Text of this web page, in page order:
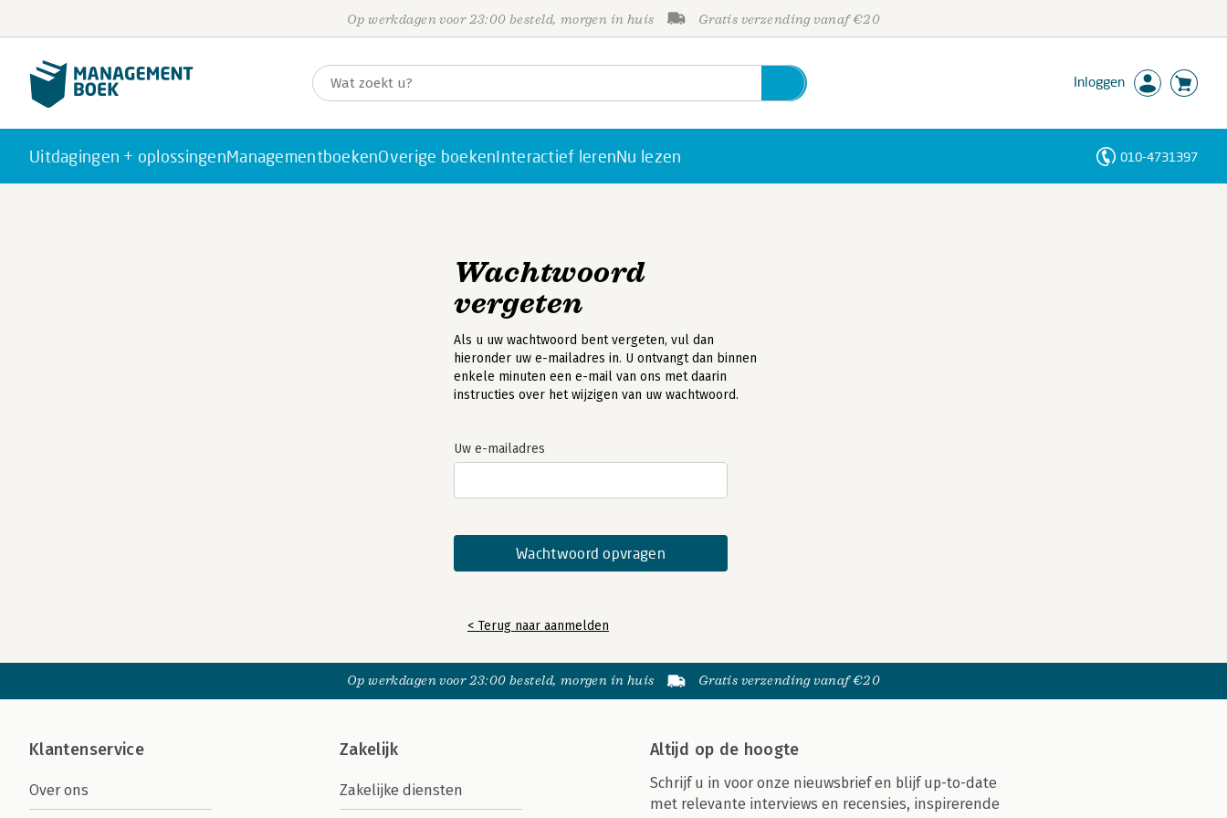
Op werkdagen voor 23:00 besteld, morgen in huis Gratis verzending vanaf €20
Inloggen
Uitdagingen + oplossingenManagementboekenOverige boekenInteractief lerenNu lezen 010-4731397
Wachtwoord
vergeten
Als u uw wachtwoord bent vergeten, vul dan
hieronder uw e-mailadres in. U ontvangt dan binnen
enkele minuten een e-mail van ons met daarin
instructies over het wijzigen van uw wachtwoord.
Uw e-mailadres
< Terug naar aanmelden
Op werkdagen voor 23:00 besteld, morgen in huis Gratis verzending vanaf €20
Klantenservice
Over ons
Zakelijk
Zakelijke diensten
Altijd op de hoogte
Schrijf u in voor onze nieuwsbrief en blijf up-to-date
met relevante interviews en recensies, inspirerende
Personen